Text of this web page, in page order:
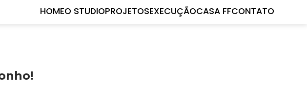
HOMEO STUDIOPROJETOSEXECUÇÃOCASA FFCONTATO